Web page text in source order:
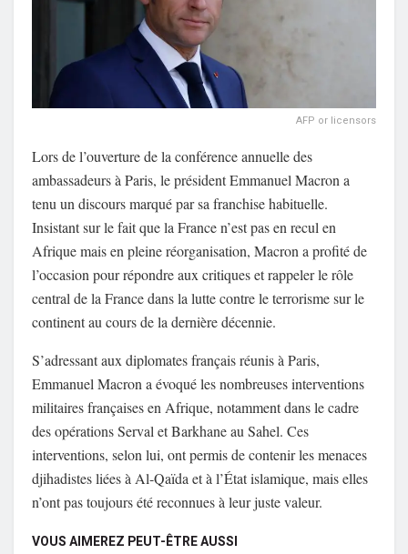
AFP or licensors
Lors de l’ouverture de la conférence annuelle des
ambassadeurs à Paris, le président Emmanuel Macron a
tenu un discours marqué par sa franchise habituelle.
Insistant sur le fait que la France n’est pas en recul en
Afrique mais en pleine réorganisation, Macron a profité de
l’occasion pour répondre aux critiques et rappeler le rôle
central de la France dans la lutte contre le terrorisme sur le
continent au cours de la dernière décennie.
S’adressant aux diplomates français réunis à Paris,
Emmanuel Macron a évoqué les nombreuses interventions
militaires françaises en Afrique, notamment dans le cadre
des opérations Serval et Barkhane au Sahel. Ces
interventions, selon lui, ont permis de contenir les menaces
djihadistes liées à Al-Qaïda et à l’État islamique, mais elles
n’ont pas toujours été reconnues à leur juste valeur.
VOUS AIMEREZ PEUT-ÊTRE AUSSI